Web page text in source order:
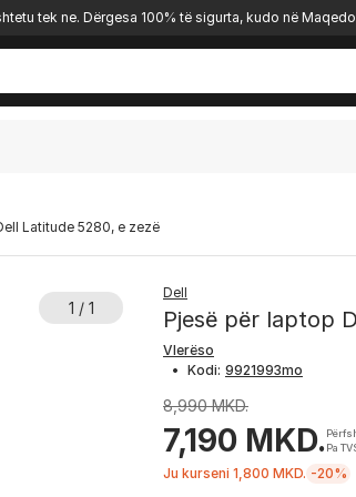
tek ne. Dërgesa 100% të sigurta, kudo në
Latitude 5280, e zezë
1 / 1
Dell
Pjesë për laptop
Vlerëso
• Kodi:
8,990 MKD.
7,190 MKD.Pa
Ju kurseni 1,800 MKD. -20%